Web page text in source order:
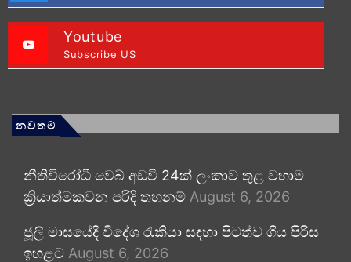
Youtube
Subscribe US
නවතම
නීතිවිරෝධී වෙබ් අඩවි 24ක් ලංකාව තුළ වහාම
ක්‍රියාත්මකවන පරිදි තහනම් August 6, 2026
ජූලි මාසයේදී විදේශ රැකියා සඳහා පිටත්ව ගිය පිරිස
ඉහළට August 6, 2026